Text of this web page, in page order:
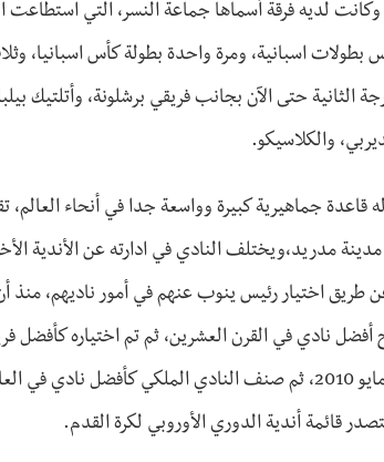
لديه فرقة أسماها جماعة النسر، التي استطاعت
بطولات اسبانية، ومرة واحدة بطولة كأس اسبانيا،
الثانية حتى الآن بجانب فريقي برشلونة، وأتلتيك
والكلاسيكو.
قاعدة جماهيرية كبيرة وواسعة جدا في أنحاء
مدريد،ويختلف النادي في ادارته عن الأندية
23 ديسمبر عام 2000، ليصبح أفضل نادي في القرن العشرين، ثم تم